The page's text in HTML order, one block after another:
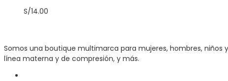
S/14.00
Somos una boutique multimarca para mujeres, hombres,
línea materna y de compresión, y más.